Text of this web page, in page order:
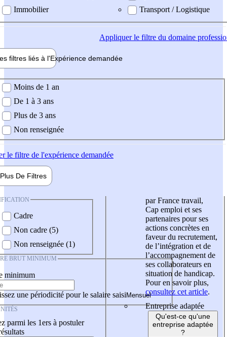
Immobilier
Transport / Logistique
Appliquerle filtre du domaine
filtres liés à l'Expérience demandée
demandée
Moins de 1 an
De 1 à 3 ans
Plus de 3 ans
Non renseignée
le filtre de l'expérience demandée
Plus De Filtres
Cadre
Non cadre (5)
Non renseignée (1)
BRUT MINIMUM
minimum
une périodicité pour le salaire saisi
parmi les 1ers à postuler
par France travail,
Cap emploi et ses
partenaires pour ses
actions concrètes en
faveur du recrutement,
de l’intégration et de
l’accompagnement de
ses collaborateurs en
situation de handicap.
Pour en savoir plus,
consultez cet article.
Entreprise adaptée
Qu'est-ce qu'une
entreprise adaptée
?